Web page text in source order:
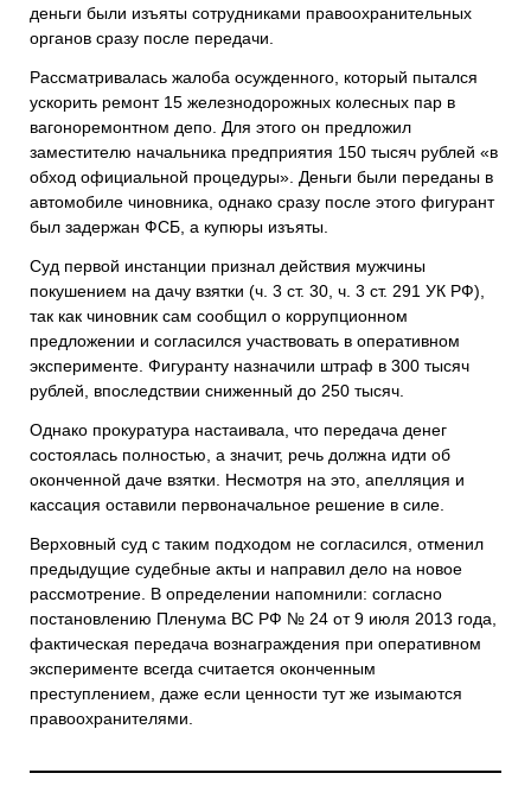
деньги были изъяты сотрудниками правоохранительных
органов сразу после передачи.
Рассматривалась жалоба осужденного, который пытался
ускорить ремонт 15 железнодорожных колесных пар в
вагоноремонтном депо. Для этого он предложил
заместителю начальника предприятия 150 тысяч рублей «в
обход официальной процедуры». Деньги были переданы в
автомобиле чиновника, однако сразу после этого фигурант
был задержан ФСБ, а купюры изъяты.
Суд первой инстанции признал действия мужчины
покушением на дачу взятки (ч. 3 ст. 30, ч. 3 ст. 291 УК РФ),
так как чиновник сам сообщил о коррупционном
предложении и согласился участвовать в оперативном
эксперименте. Фигуранту назначили штраф в 300 тысяч
рублей, впоследствии сниженный до 250 тысяч.
Однако прокуратура настаивала, что передача денег
состоялась полностью, а значит, речь должна идти об
оконченной даче взятки. Несмотря на это, апелляция и
кассация оставили первоначальное решение в силе.
Верховный суд с таким подходом не согласился, отменил
предыдущие судебные акты и направил дело на новое
рассмотрение. В определении напомнили: согласно
постановлению Пленума ВС РФ № 24 от 9 июля 2013 года,
фактическая передача вознаграждения при оперативном
эксперименте всегда считается оконченным
преступлением, даже если ценности тут же изымаются
правоохранителями.